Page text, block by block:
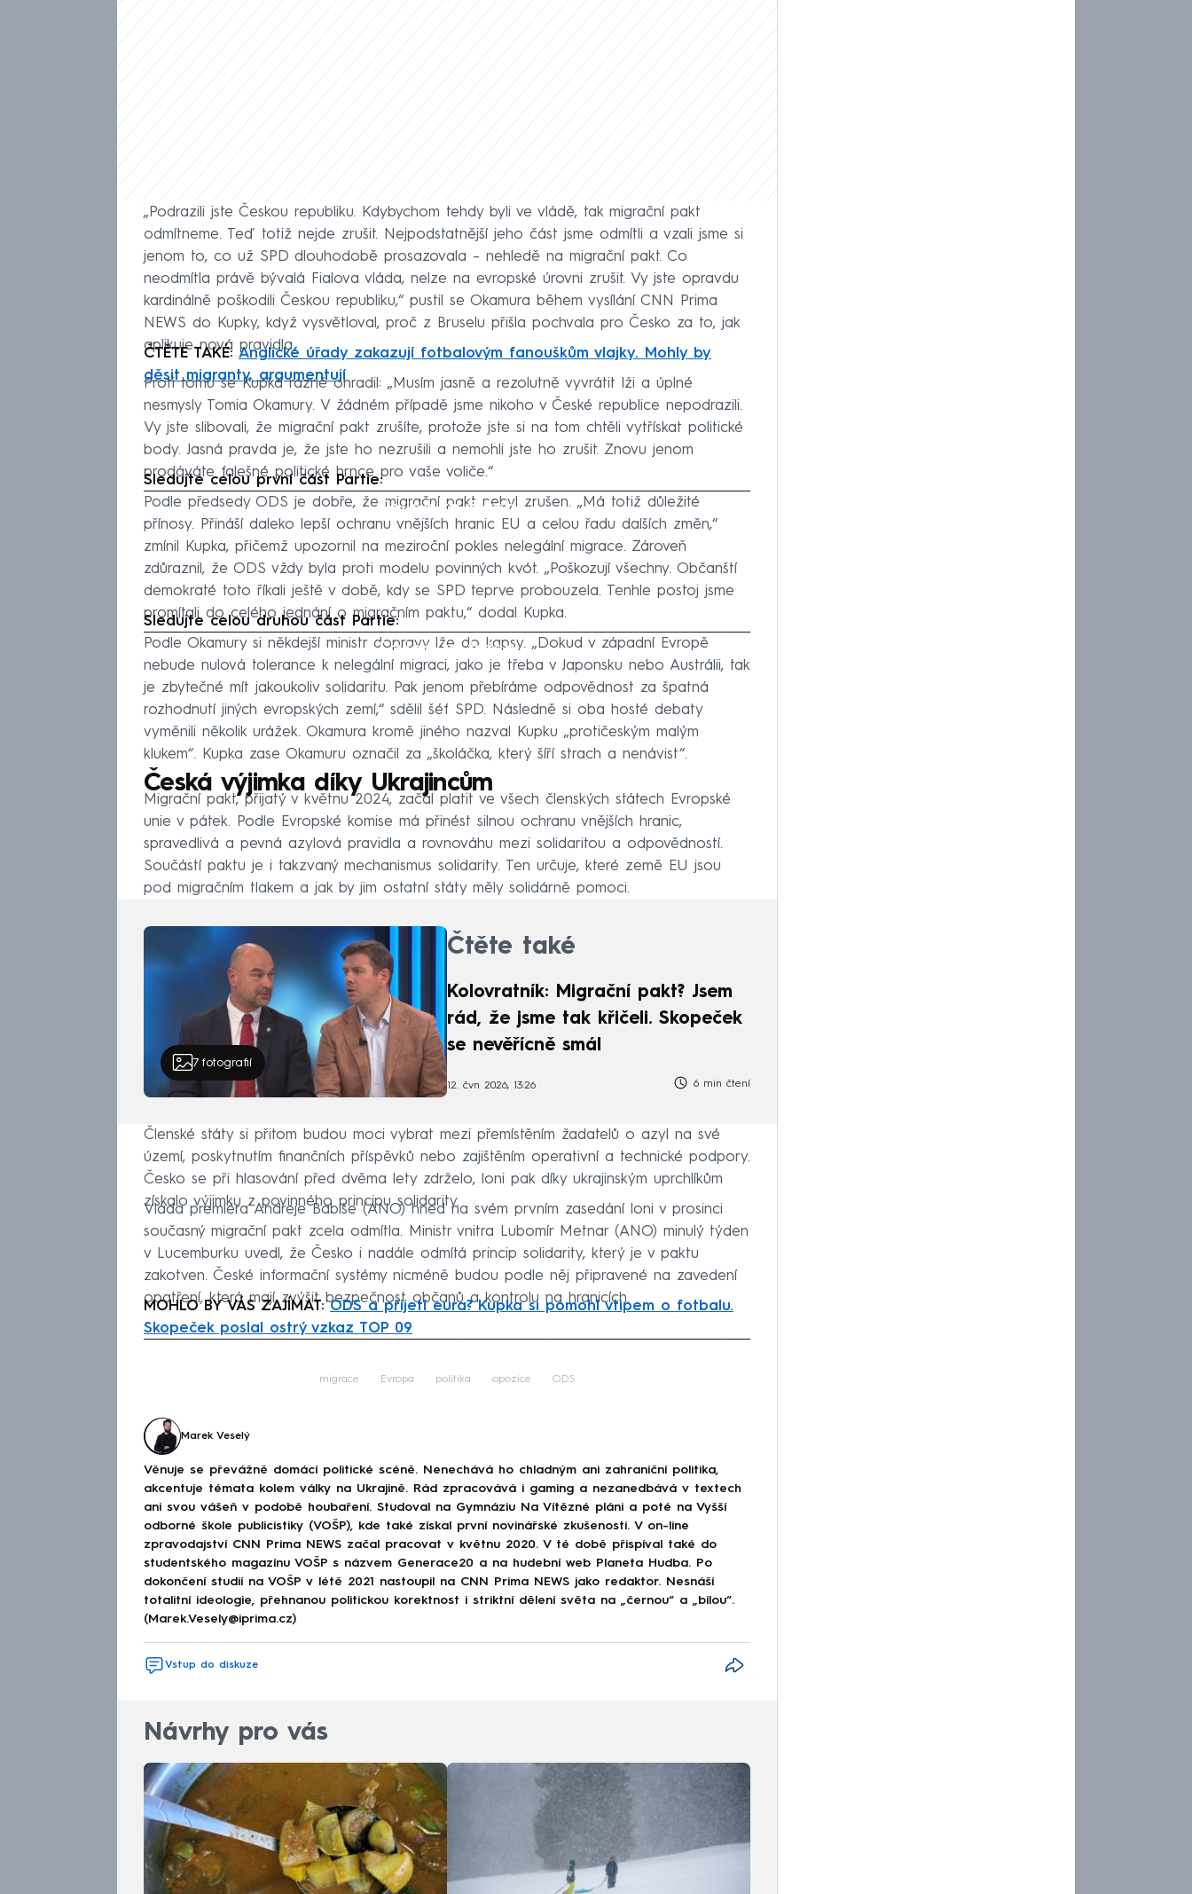
„Podrazili jste Českou republiku. Kdybychom tehdy byli ve vládě, tak migrační pakt
odmítneme. Teď totiž nejde zrušit. Nejpodstatnější jeho část jsme odmítli a vzali jsme si
jenom to, co už SPD dlouhodobě prosazovala – nehledě na migrační pakt. Co
neodmítla právě bývalá Fialova vláda, nelze na evropské úrovni zrušit. Vy jste opravdu
kardinálně poškodili Českou republiku,“ pustil se Okamura během vysílání CNN Prima
NEWS do Kupky, když vysvětloval, proč z Bruselu přišla pochvala pro Česko za to, jak
aplikuje nová pravidla.
ČTĚTE TAKÉ: Anglické úřady zakazují fotbalovým fanouškům vlajky. Mohly by
děsit migranty, argumentují
Proti tomu se Kupka rázně ohradil: „Musím jasně a rezolutně vyvrátit lži a úplné
nesmysly Tomia Okamury. V žádném případě jsme nikoho v České republice nepodrazili.
Vy jste slibovali, že migrační pakt zrušíte, protože jste si na tom chtěli vytřískat politické
body. Jasná pravda je, že jste ho nezrušili a nemohli jste ho zrušit. Znovu jenom
prodáváte falešné politické hrnce pro vaše voliče.“
Sledujte celou první část Partie:
Failed to fetch
Podle předsedy ODS je dobře, že migrační pakt nebyl zrušen. „Má totiž důležité
přínosy. Přináší daleko lepší ochranu vnějších hranic EU a celou řadu dalších změn,“
zmínil Kupka, přičemž upozornil na meziroční pokles nelegální migrace. Zároveň
zdůraznil, že ODS vždy byla proti modelu povinných kvót. „Poškozují všechny. Občanští
demokraté toto říkali ještě v době, kdy se SPD teprve probouzela. Tenhle postoj jsme
promítali do celého jednání o migračním paktu,“ dodal Kupka.
Sledujte celou druhou část Partie:
Failed to fetch
Podle Okamury si někdejší ministr dopravy lže do kapsy. „Dokud v západní Evropě
nebude nulová tolerance k nelegální migraci, jako je třeba v Japonsku nebo Austrálii, tak
je zbytečné mít jakoukoliv solidaritu. Pak jenom přebíráme odpovědnost za špatná
rozhodnutí jiných evropských zemí,“ sdělil šéf SPD. Následně si oba hosté debaty
vyměnili několik urážek. Okamura kromě jiného nazval Kupku „protičeským malým
klukem“. Kupka zase Okamuru označil za „školáčka, který šíří strach a nenávist“.
Česká výjimka díky Ukrajincům
Migrační pakt, přijatý v květnu 2024, začal platit ve všech členských státech Evropské
unie v pátek. Podle Evropské komise má přinést silnou ochranu vnějších hranic,
spravedlivá a pevná azylová pravidla a rovnováhu mezi solidaritou a odpovědností.
Součástí paktu je i takzvaný mechanismus solidarity. Ten určuje, které země EU jsou
pod migračním tlakem a jak by jim ostatní státy měly solidárně pomoci.
7 fotografií
Čtěte také
Kolovratník: Migrační pakt? Jsem
rád, že jsme tak křičeli. Skopeček
se nevěřícně smál
12. čvn 2026, 13:26 6 min čtení
Členské státy si přitom budou moci vybrat mezi přemístěním žadatelů o azyl na své
území, poskytnutím finančních příspěvků nebo zajištěním operativní a technické podpory.
Česko se při hlasování před dvěma lety zdrželo, loni pak díky ukrajinským uprchlíkům
získalo výjimku z povinného principu solidarity.
Vláda premiéra Andreje Babiše (ANO) hned na svém prvním zasedání loni v prosinci
současný migrační pakt zcela odmítla. Ministr vnitra Lubomír Metnar (ANO) minulý týden
v Lucemburku uvedl, že Česko i nadále odmítá princip solidarity, který je v paktu
zakotven. České informační systémy nicméně budou podle něj připravené na zavedení
opatření, která mají zvýšit bezpečnost občanů a kontrolu na hranicích.
MOHLO BY VÁS ZAJÍMAT:ODS a přijetí eura? Kupka si pomohl vtipem o fotbalu.
Skopeček poslal ostrý vzkaz TOP 09
migrace Evropa politika opozice ODS
Marek Veselý
Věnuje se převážně domácí politické scéně. Nenechává ho chladným ani zahraniční politika,
akcentuje témata kolem války na Ukrajině. Rád zpracovává i gaming a nezanedbává v textech
ani svou vášeň v podobě houbaření. Studoval na Gymnáziu Na Vítězné pláni a poté na Vyšší
odborné škole publicistiky (VOŠP), kde také získal první novinářské zkušenosti. V on-line
zpravodajství CNN Prima NEWS začal pracovat v květnu 2020. V té době přispíval také do
studentského magazínu VOŠP s názvem Generace20 a na hudební web Planeta Hudba. Po
dokončení studií na VOŠP v létě 2021 nastoupil na CNN Prima NEWS jako redaktor. Nesnáší
totalitní ideologie, přehnanou politickou korektnost i striktní dělení světa na „černou“ a „bílou“.
(Marek.Vesely@iprima.cz)
Vstup do diskuze
Návrhy pro vás